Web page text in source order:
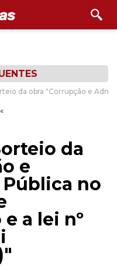
da obra "Corrupção e
da
e
no
a lei nº